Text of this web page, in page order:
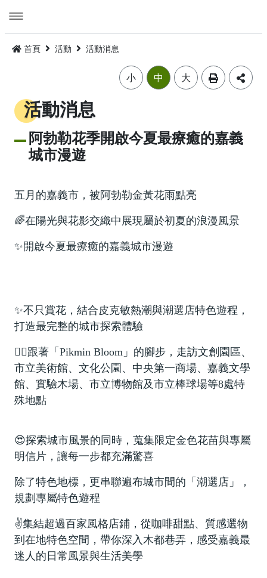
到
要
公告訊息
嘉義市觀光年曆
精選景點
景點總覽
主題摺頁
嘉義市借問站總覽地圖
旅遊公告
轉知訊息
美食
嘉義雞肉飯
火雞肉飯的起源
嘉市好店
烘培金麥方獎
金質獎
建議遊程
廟宇朝聖感受愛與能量，好運齊聚來嘉有保庇
細品檜木與白酒故鄉，古今串聯的嘉香好味道
在茶與木共譜的綠色嘉鄉，尋得一處舒心的療癒美地
作客城郊探訪自然生態，與奧妙的野生動植物談心
在繽紛光影與藝術建築交織下，邂逅美麗的諸羅夜空
沐浴在紫色的溫柔花海，為日常添加一點浪漫甜味
木都的香氣，畫都的色彩 用永續步伐收藏嘉義市的
雙重風華
套裝遊程
公車遊程
住宿
臺灣旅宿網
嘉義市合法旅館下載
其他公告
來嘉．住一晚 專題介紹抵嘉
民宿抵嘉
如何來嘉義市
市區公共運輸服務
BRT
公共自行車
計程車
多媒體
畫嘉義
語音導覽
⭐嘉市潮選店 2.0⭐
中文版
简中版
English
한국어
嘉義市政府
首頁 活動 活動消息
小 中 大
活動消息
阿勃勒花季開啟今夏最療癒的嘉義
城市漫遊
五月的嘉義市，被阿勃勒金黃花雨點亮
🌈在陽光與花影交織中展現屬於初夏的浪漫風景
✨開啟今夏最療癒的嘉義城市漫遊
✨不只賞花，結合皮克敏熱潮與潮選店特色遊程，
打造最完整的城市探索體驗
💁‍♂️跟著「 Pikmin Bloom 」的腳步，走訪文創園區、
市立美術館、文化公園、中央第一商場、嘉義文學
館、實驗木場、市立博物館及市立棒球場等8處特
殊地點
😍探索城市風景的同時，蒐集限定金色花苗與專屬
明信片，讓每一步都充滿驚喜
除了特色地標，更串聯遍布城市間的「潮選店」，
規劃專屬特色遊程
✌️集結超過百家風格店鋪，從咖啡甜點、質感選物
到在地特色空間，帶你深入木都巷弄，感受嘉義最
迷人的日常風景與生活美學